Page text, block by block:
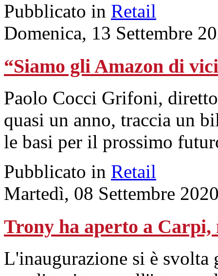
Pubblicato in Retail
Domenica, 13 Settembre
“Siamo gli Amazon di
Paolo Cocci Grifoni,
quasi un anno, traccia un
le basi per il prossimo
Pubblicato in Retail
Martedì, 08 Settembre
Trony ha aperto a Carpi,
L'inaugurazione si è